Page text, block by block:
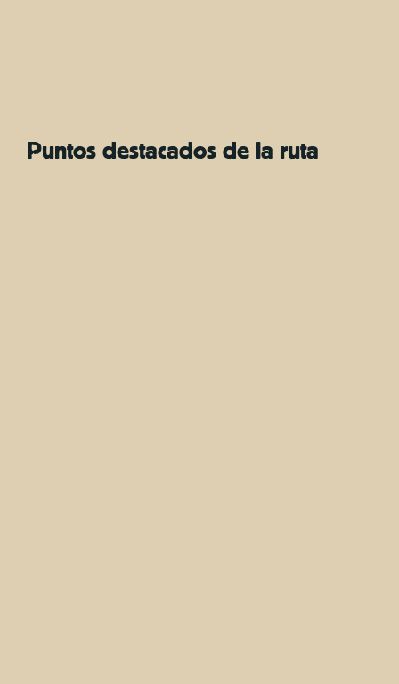
Puntos destacados de la ruta